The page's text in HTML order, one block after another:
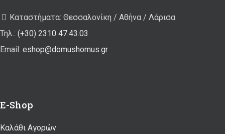
Καταστήματα: Θεσσαλονίκη / Αθήνα / Λάρισα
Τηλ.: (+30) 2310 47.43.03
Email: eshop@domushomus.gr
E-Shop
Καλάθι Αγορών